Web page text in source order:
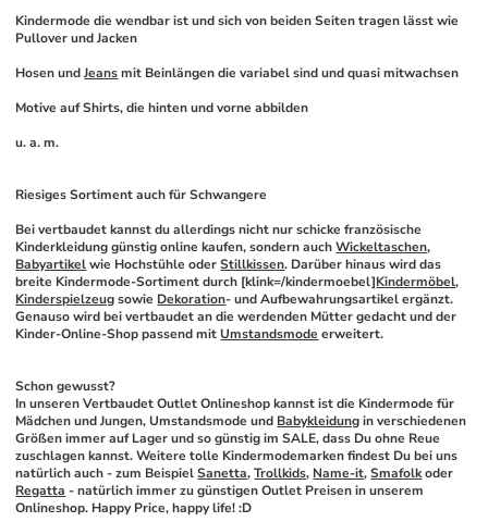
Kindermode die wendbar ist und sich von beiden Seiten tragen lässt wie
Pullover und Jacken
Hosen und Jeans mit Beinlängen die variabel sind und quasi mitwachsen
Motive auf Shirts, die hinten und vorne abbilden
u. a. m.
Riesiges Sortiment auch für Schwangere
Bei vertbaudet kannst du allerdings nicht nur schicke französische
Kinderkleidung günstig online kaufen, sondern auch Wickeltaschen
Babyartikel wie Hochstühle oder Stillkissen. Darüber hinaus wird das
breite Kindermode-Sortiment durch [klink=/kindermoebel]Kindermöbel
Kinderspielzeug sowie Dekoration- und Aufbewahrungsartikel ergänzt.
Genauso wird bei vertbaudet an die werdenden Mütter gedacht und der
Kinder-Online-Shop passend mit Umstandsmode erweitert.
Schon gewusst?
In unseren Vertbaudet Outlet Onlineshop kannst ist die Kindermode für
Mädchen und Jungen, Umstandsmode und Babykleidung in verschiedenen
Größen immer auf Lager und so günstig im SALE, dass Du ohne Reue
zuschlagen kannst. Weitere tolle Kindermodemarken findest Du bei uns
natürlich auch - zum Beispiel Sanetta, Trollkids, Name-it, Smafolk
Regatta - natürlich immer zu günstigen Outlet Preisen in unserem
Onlineshop. Happy Price, happy life! :D